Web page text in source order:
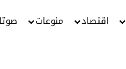
اقتصاد منوعات